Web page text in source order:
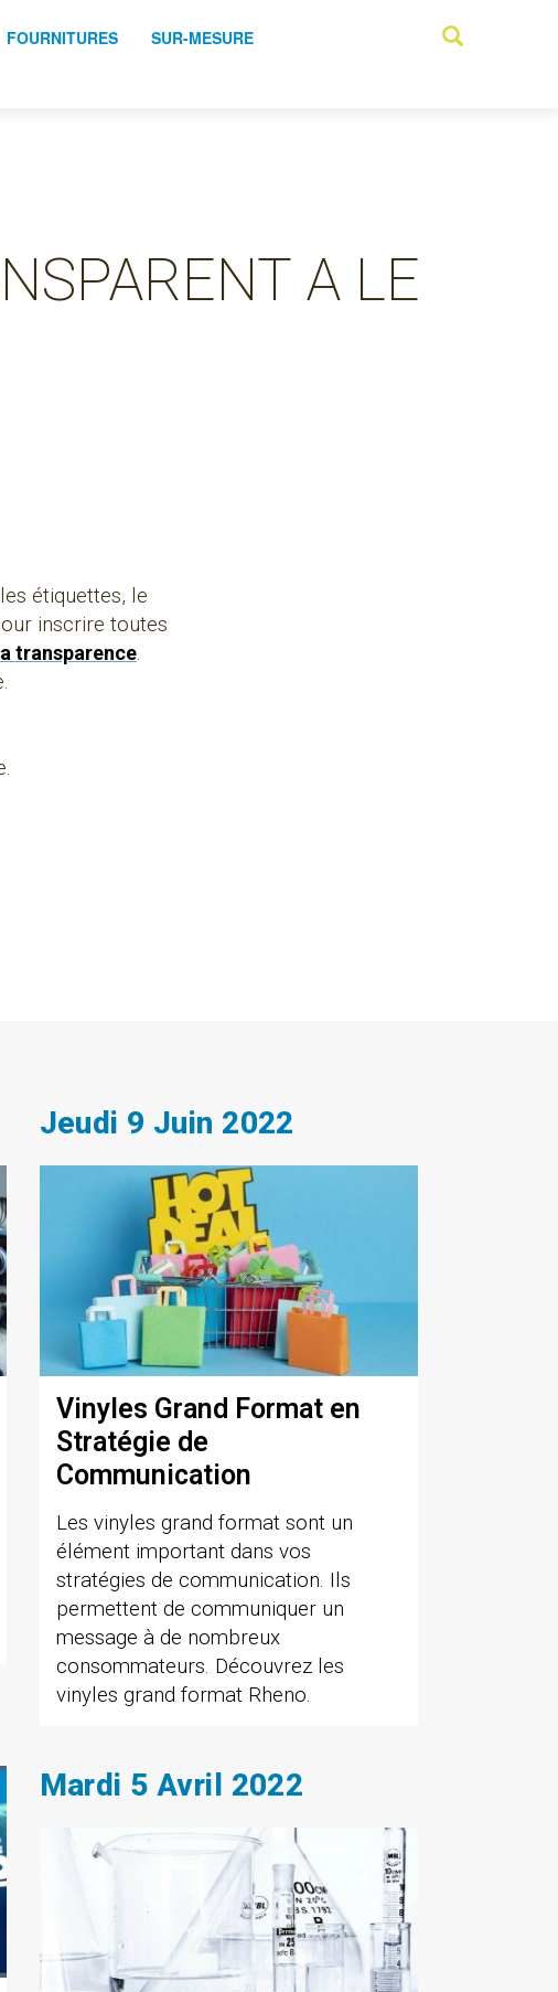
FOURNITURES SUR-MESURE
A LE
étiquettes, le
inscrire toutes
transparence.
Jeudi 9 Juin 2022
Vinyles Grand Format en
Stratégie de
Communication
Les vinyles grand format sont un
élément important dans vos
stratégies de communication. Ils
permettent de communiquer un
message à de nombreux
consommateurs. Découvrez les
vinyles grand format Rheno.
Mardi 5 Avril 2022